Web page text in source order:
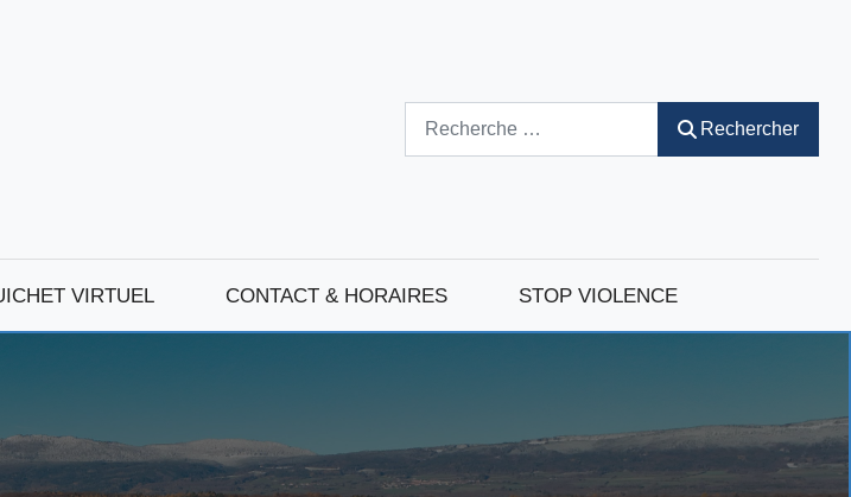
Rechercher
VIRTUEL CONTACT & HORAIRES STOP VIOLENCE